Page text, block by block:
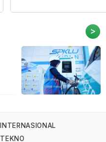
>
INTERNASIONAL
TEKNO